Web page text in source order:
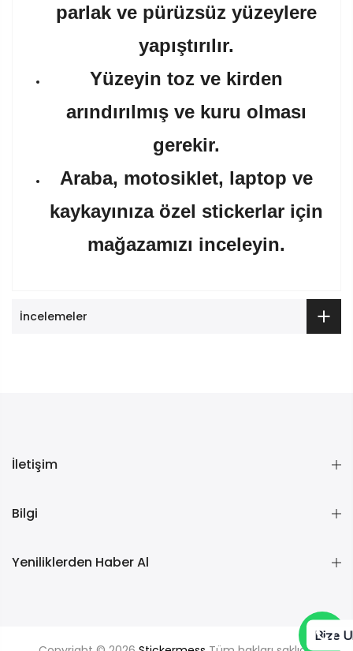
parlak ve pürüzsüz yüzeylere
yapıştırılır.
Yüzeyin toz ve kirden
arındırılmış ve kuru olması
gerekir.
Araba, motosiklet, laptop ve
kaykayınıza özel stickerlar için
mağazamızı inceleyin.
İncelemeler
İletişim
Bilgi
Yeniliklerden Haber Al
Bize